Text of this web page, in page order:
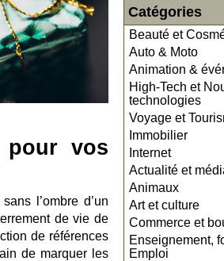
Catégories
Beauté et
Auto & Moto
Animation &
High-Tech et
technologies
Voyage et
Immobilier
Internet
Actualité et
Animaux
Art et culture
Commerce et
Enseignement,
Emploi
pour vos
l’ombre d’un
de vie de
de références
de marquer les